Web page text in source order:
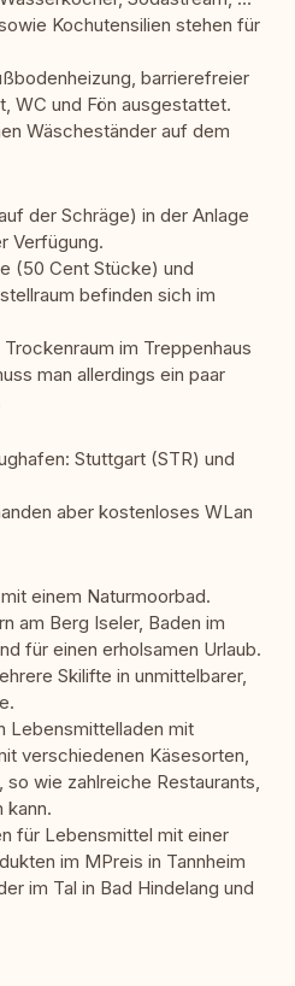
Kochutensilien stehen für
barrierefreier
WC und Fön ausgestattet.
Wäscheständer auf dem
der Schräge) in der Anlage
Verfügung.
(50 Cent Stücke) und
befinden sich im
im Treppenhaus
man allerdings ein paar
Stuttgart (STR) und
aber kostenloses WLan
einem Naturmoorbad.
am Berg Iseler, Baden im
für einen erholsamen Urlaub.
Skilifte in unmittelbarer,
Lebensmittelladen mit
verschiedenen Käsesorten,
so wie zahlreiche Restaurants,
kann.
für Lebensmittel mit einer
im MPreis in Tannheim
im Tal in Bad Hindelang und